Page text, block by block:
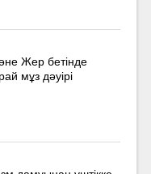
Жер бетінде
мұз дәуірі